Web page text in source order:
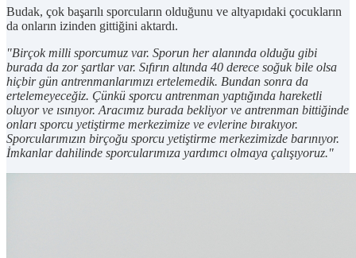
Budak, çok başarılı sporcuların olduğunu ve altyapıdaki çocukların
da onların izinden gittiğini aktardı.
"Birçok milli sporcumuz var. Sporun her alanında olduğu gibi
burada da zor şartlar var. Sıfırın altında 40 derece soğuk bile olsa
hiçbir gün antrenmanlarımızı ertelemedik. Bundan sonra da
ertelemeyeceğiz. Çünkü sporcu antrenman yaptığında hareketli
oluyor ve ısınıyor. Aracımız burada bekliyor ve antrenman bittiğinde
onları sporcu yetiştirme merkezimize ve evlerine bırakıyor.
Sporcularımızın birçoğu sporcu yetiştirme merkezimizde barınıyor.
İmkanlar dahilinde sporcularımıza yardımcı olmaya çalışıyoruz."